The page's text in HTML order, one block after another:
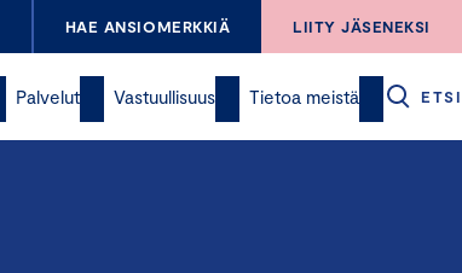
HAE ANSIOMERKKIÄ LIITY JÄSENEKSI
Palvelut Vastuullisuus Tietoa meistä ETSI